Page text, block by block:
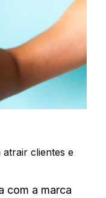
clientes e
com a marca